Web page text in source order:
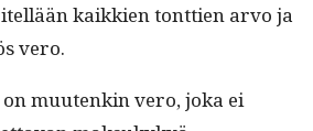
kaikkien tont­tien arvo ja
vero.
muutenkin vero, joka ei